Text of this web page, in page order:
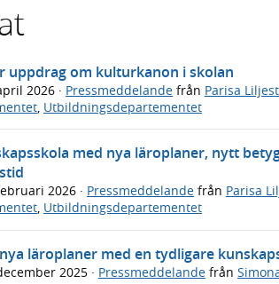
uppdrag om kulturkanon i skolan
2026 · Pressmeddelande från Parisa
Utbildningsdepartementet
med nya läroplaner, nytt
2026 · Pressmeddelande från Parisa
, Utbildningsdepartementet
läroplaner med en tydligare
2025 · Pressmeddelande från